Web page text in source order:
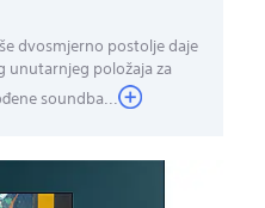
dvosmjerno postolje daje
položaja za
soundba...